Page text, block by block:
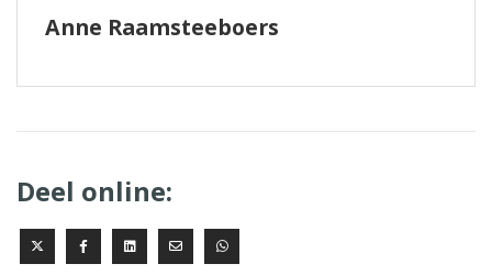
Anne Raamsteeboers
Deel online: